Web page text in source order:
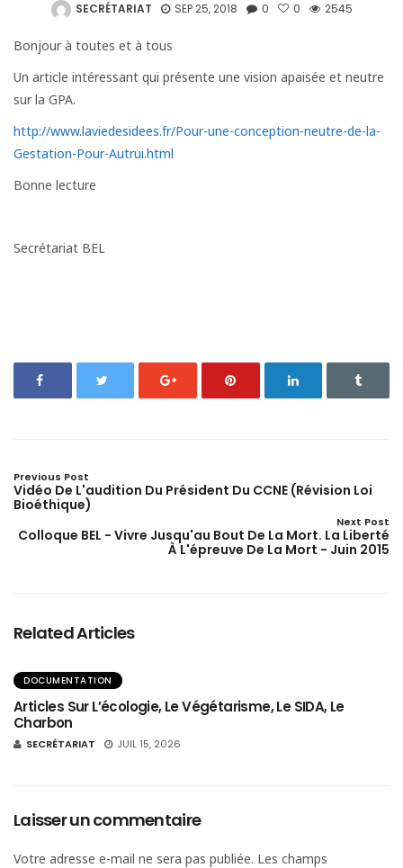
SECRÉTARIAT SEP 25, 2018 0 0 2545
Bonjour à toutes et à tous
Un article intéressant qui présente une vision apaisée et neutre
sur la GPA.
http://www.laviedesidees.fr/Pour-une-conception-neutre-de-la-
Gestation-Pour-Autrui.html
Bonne lecture
Secrétariat BEL
Previous Post
Vidéo De L'audition Du Président Du CCNE (révision Loi
Bioéthique)
Next Post
Colloque BEL - Vivre Jusqu'au Bout De La Mort. La Liberté
À L'épreuve De La Mort - Juin 2015
Related Articles
DOCUMENTATION
Articles Sur L’écologie, Le Végétarisme, Le SIDA, Le
Charbon
SECRÉTARIAT JUIL 15, 2026
Laisser un commentaire
Votre adresse e-mail ne sera pas publiée. Les champs